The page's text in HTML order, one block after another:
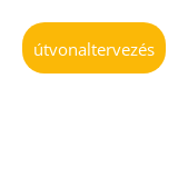
útvonaltervezés